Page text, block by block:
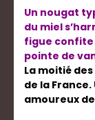
Un nougat
du miel
figue confite
pointe de
La moitié
de la France.
amoureux